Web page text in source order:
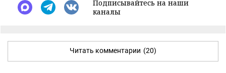
Подписывайтесь на наши
каналы
Читать комментарии (20)